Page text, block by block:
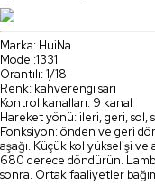
Marka: HuiNa
Model:1331
Orantılı: 1/18
Renk: kahverengi sarı
Kontrol kanalları: 9 kanal
Hareket yönü: ileri, geri, sol,
Fonksiyon: önden ve geri
aşağı. Küçük kol yükselişi ve
680 derece döndürün.
sonra. Ortak faaliyetler